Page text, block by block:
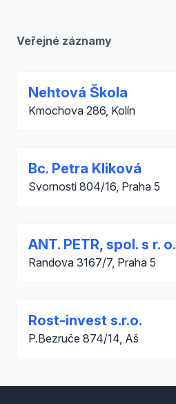
Veřejné záznamy
Nehtová Škola
Kmochova 286, Kolín
Bc. Petra Kliková
Svornosti 804/16, Praha 5
ANT. PETR, spol. s r. o.
Randova 3167/7, Praha 5
Rost-invest s.r.o.
P.Bezruče 874/14, Aš